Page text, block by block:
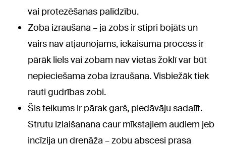
vai protezēšanas palīdzību.
Zoba izraušana – ja zobs ir stipri bojāts un
vairs nav atjaunojams, iekaisuma process ir
pārāk liels vai zobam nav vietas žoklī var būt
nepieciešama zoba izraušana. Visbiežāk tiek
rauti gudrības zobi.
Šis teikums ir pārak garš, piedāvāju sadalīt.
Strutu izlaišanana caur mīkstajiem audiem jeb
incīzija un drenāža – zobu abscesi prasa